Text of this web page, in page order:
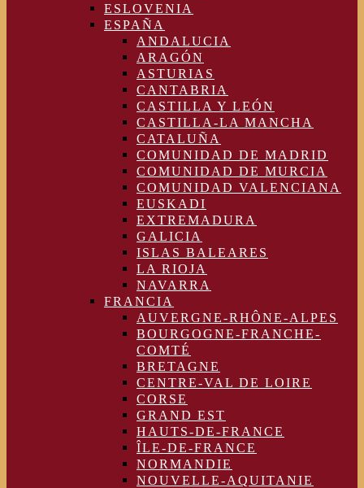
ESLOVENIA
ESPAÑA
ANDALUCIA
ARAGÓN
ASTURIAS
CANTABRIA
CASTILLA Y LEÓN
CASTILLA-LA MANCHA
CATALUÑA
COMUNIDAD DE MADRID
COMUNIDAD DE MURCIA
COMUNIDAD VALENCIANA
EUSKADI
EXTREMADURA
GALICIA
ISLAS BALEARES
LA RIOJA
NAVARRA
FRANCIA
AUVERGNE-RHÔNE-ALPES
BOURGOGNE-FRANCHE-
COMTÉ
BRETAGNE
CENTRE-VAL DE LOIRE
CORSE
GRAND EST
HAUTS-DE-FRANCE
ÎLE-DE-FRANCE
NORMANDIE
NOUVELLE-AQUITANIE